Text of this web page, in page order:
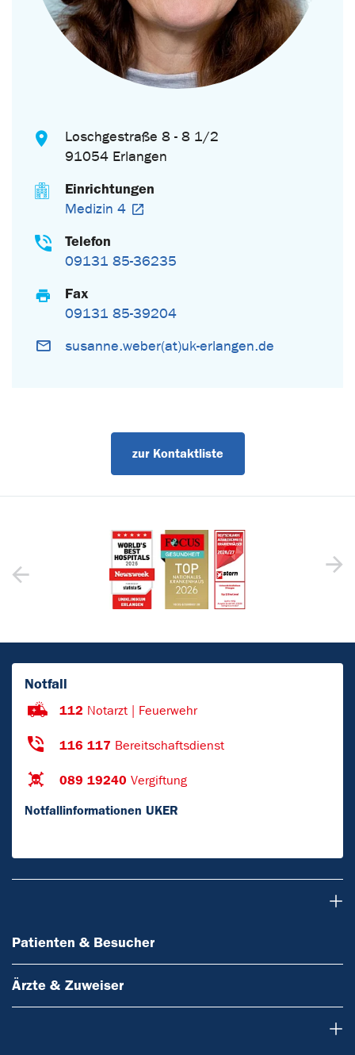
Loschgestraße 8 - 8 1/2
91054 Erlangen
Einrichtungen
Medizin 4
Telefon
09131 85-36235
Fax
09131 85-39204
susanne.weber(at)uk-erlangen.de
zur Kontaktliste
Notfall
112 Notarzt | Feuerwehr
116 117 Bereitschaftsdienst
089 19240 Vergiftung
Notfallinformationen UKER
Patienten & Besucher
Ärzte & Zuweiser